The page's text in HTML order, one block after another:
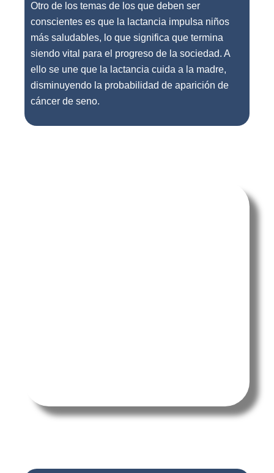
Otro de los temas de los que deben ser
conscientes es que la lactancia impulsa niños
más saludables, lo que significa que termina
siendo vital para el progreso de la sociedad. A
ello se une que la lactancia cuida a la madre,
disminuyendo la probabilidad de aparición de
cáncer de seno.